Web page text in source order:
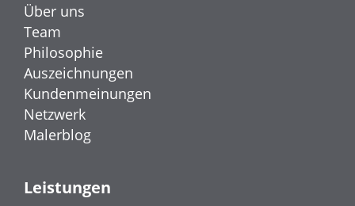
Über uns
Team
Philosophie
Auszeichnungen
Kundenmeinungen
Netzwerk
Malerblog
Leistungen